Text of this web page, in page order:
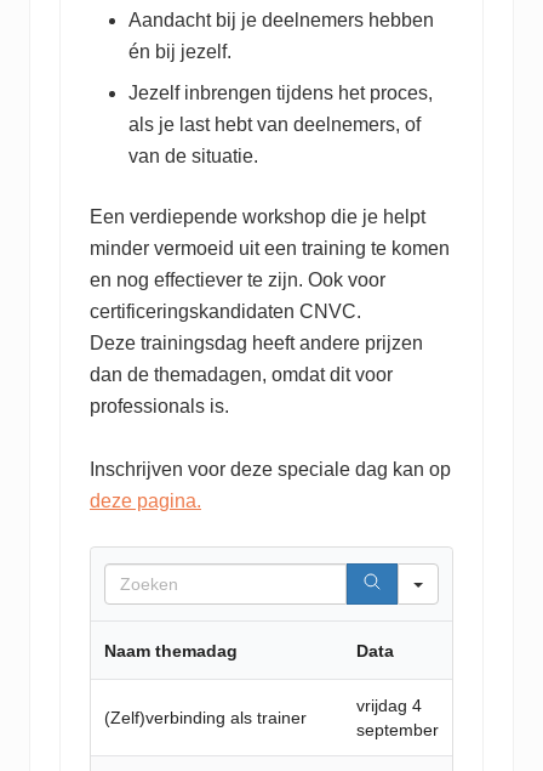
Aandacht bij je deelnemers hebben
én bij jezelf.
Jezelf inbrengen tijdens het proces,
als je last hebt van deelnemers, of
van de situatie.
Een verdiepende workshop die je helpt
minder vermoeid uit een training te komen
en nog effectiever te zijn. Ook voor
certificeringskandidaten CNVC.
Deze trainingsdag heeft andere prijzen
dan de themadagen, omdat dit voor
professionals is.
Inschrijven voor deze speciale dag kan op
deze pagina.
Naam themadag Data
(Zelf)verbinding als trainer
vrijdag 4
september